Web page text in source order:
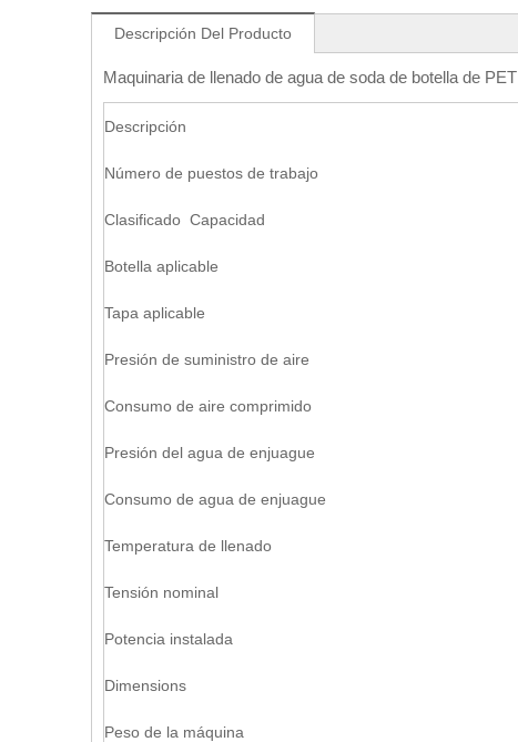
Descripción Del Producto
Maquinaria de llenado de agua de soda de botella de PET
Descripción
Número de puestos de trabajo
Clasificado Capacidad
Botella aplicable
Tapa aplicable
Presión de suministro de aire
Consumo de aire comprimido
Presión del agua de enjuague
Consumo de agua de enjuague
Temperatura de llenado
Tensión nominal
Potencia instalada
Dimensions
Peso de la máquina